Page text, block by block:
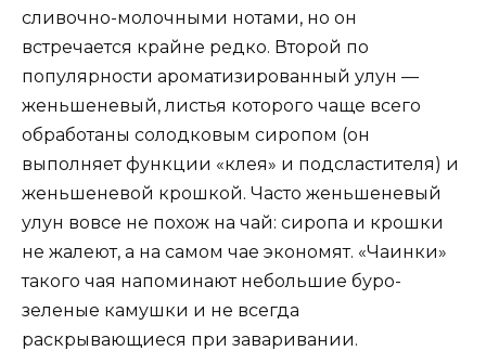
сливочно-молочными нотами, но он
встречается крайне редко. Второй по
популярности ароматизированный улун —
женьшеневый, листья которого чаще всего
обработаны солодковым сиропом (он
выполняет функции «клея» и подсластителя) и
женьшеневой крошкой. Часто женьшеневый
улун вовсе не похож на чай: сиропа и крошки
не жалеют, а на самом чае экономят. «Чаинки»
такого чая напоминают небольшие буро-
зеленые камушки и не всегда
раскрывающиеся при заваривании.